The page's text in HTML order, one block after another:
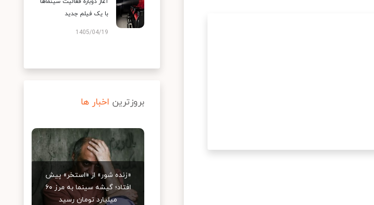
با یک فیلم جدید
1405/04/19
بروزترین اخبار ها
«زنده شور» از «استخر» پیش
افتاد؛ گیشه سینما به مرز ۶۰
میلیارد تومان رسید